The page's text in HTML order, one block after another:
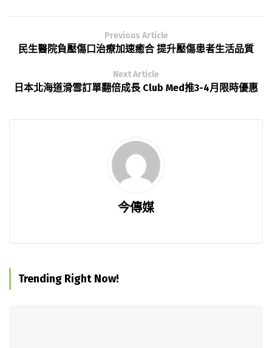
Previous Article
民生醫院負壓傷口治療加速癒合 提升壓傷患者生活品質
Next Article
日本北海道滑雪訂單翻倍成長 Club Med推3-4月限時優惠
今傳媒
Trending Right Now!